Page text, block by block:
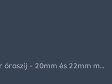
Keskenyített bőr óraszíj – 20mm és 22mm méretben